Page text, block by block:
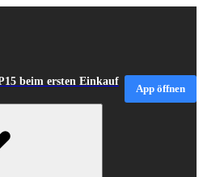
beim ersten Einkauf
App öffnen